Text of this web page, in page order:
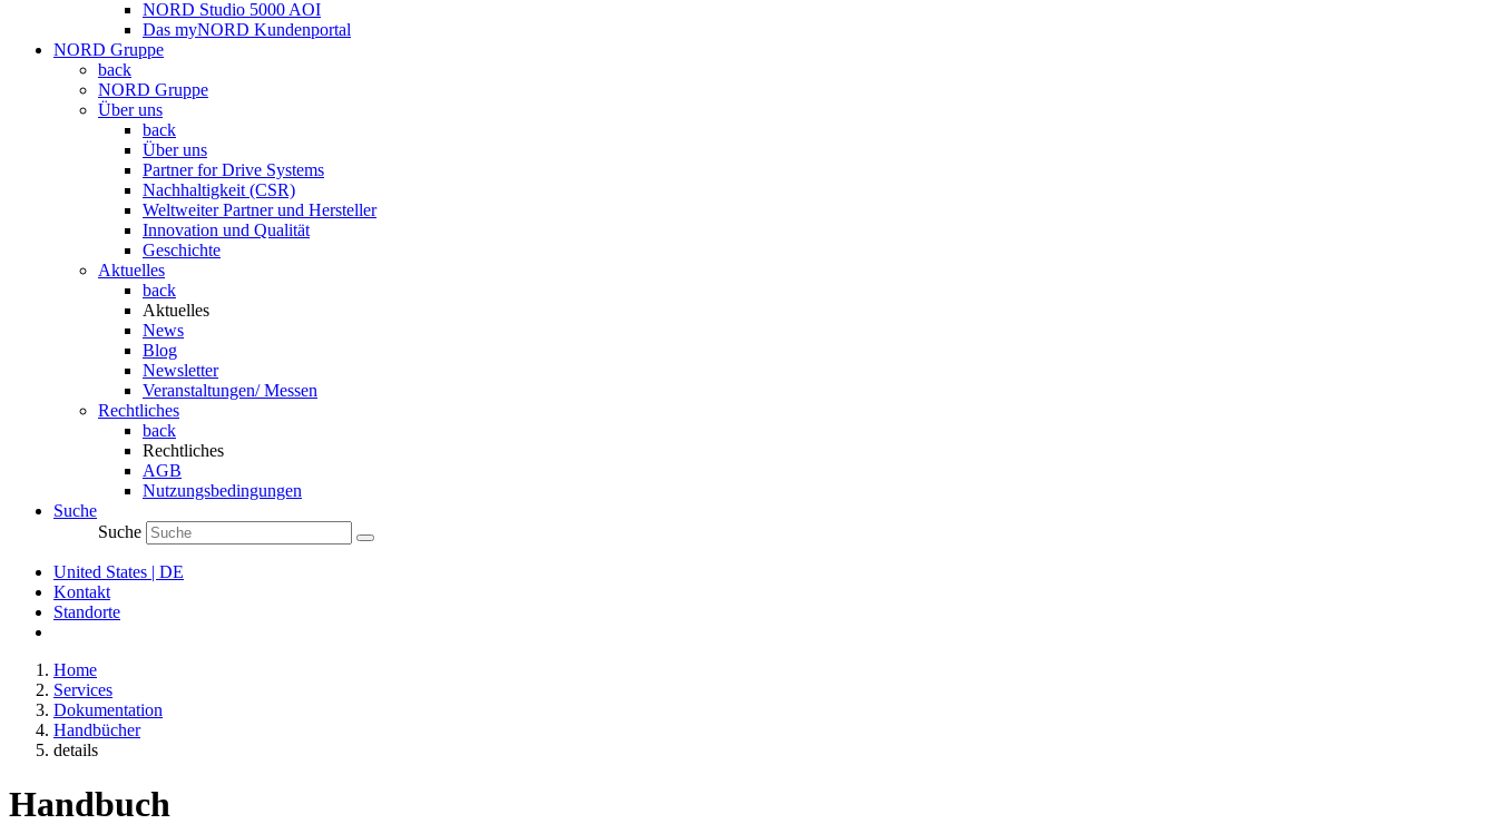
NORD Studio 5000 AOI
Das myNORD Kundenportal
NORD Gruppe
back
NORD Gruppe
Über uns
back
Über uns
Partner for Drive Systems
Nachhaltigkeit (CSR)
Weltweiter Partner und Hersteller
Innovation und Qualität
Geschichte
Aktuelles
back
Aktuelles
News
Blog
Newsletter
Veranstaltungen/ Messen
Rechtliches
back
Rechtliches
AGB
Nutzungsbedingungen
Suche
Suche
United States | DE
Kontakt
Standorte
Home
Services
Dokumentation
Handbücher
details
Handbuch